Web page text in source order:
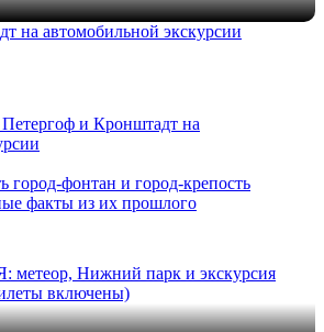
на автомобильной экскурсии
город-фонтан и город-крепость
факты из их прошлого